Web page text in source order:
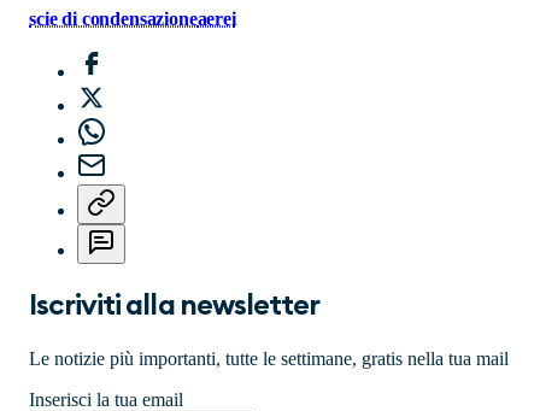
scie di condensazioneaerei
Iscriviti alla newsletter
Le notizie più importanti, tutte le settimane, gratis nella tua mail
Inserisci la tua email